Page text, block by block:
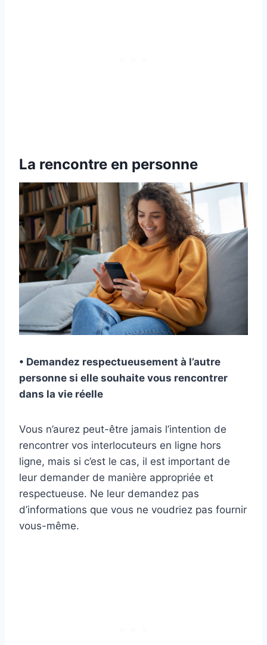
La rencontre en personne
• Demandez respectueusement à l’autre
personne si elle souhaite vous rencontrer
dans la vie réelle
Vous n’aurez peut-être jamais l’intention de
rencontrer vos interlocuteurs en ligne hors
ligne, mais si c’est le cas, il est important de
leur demander de manière appropriée et
respectueuse. Ne leur demandez pas
d’informations que vous ne voudriez pas fournir
vous-même.